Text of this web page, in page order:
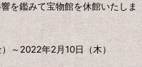
を鑑みて宝物館を休館いたしま
～2022年2月10日（木）